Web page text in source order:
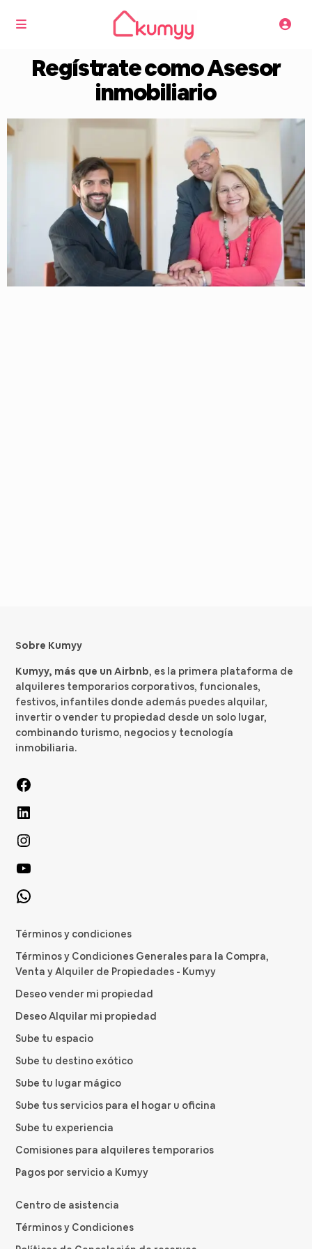
Regístrate como Asesor
inmobiliario
Sobre Kumyy
Kumyy, más que un Airbnb, es la primera plataforma de
alquileres temporarios corporativos, funcionales,
festivos, infantiles donde además puedes alquilar,
invertir o vender tu propiedad desde un solo lugar,
combinando turismo, negocios y tecnología
inmobiliaria.
Términos y condiciones
Términos y Condiciones Generales para la Compra,
Venta y Alquiler de Propiedades - Kumyy
Deseo vender mi propiedad
Deseo Alquilar mi propiedad
Sube tu espacio
Sube tu destino exótico
Sube tu lugar mágico
Sube tus servicios para el hogar u oficina
Sube tu experiencia
Comisiones para alquileres temporarios
Pagos por servicio a Kumyy
Centro de asistencia
Términos y Condiciones